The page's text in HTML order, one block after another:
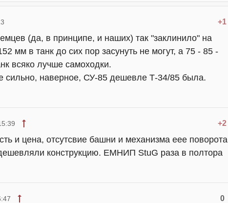
+1
(да, в принципе, и наших) так "заклинило" на
мм в танк до сих пор засунуть не могут, а 75 - 85 -
всяко лучше самоходки.
сильно, наверное, СУ-85 дешевле Т-34/85 была.
+2
и цена, отсутсвие башни и механизма еее поворота
конструкцию. ЕМНИП StuG раза в полтора
0